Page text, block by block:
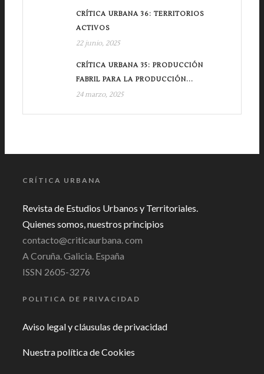
CRÍTICA URBANA 36: TERRITORIOS
ACTIVOS
22 junio, 2025
CRÍTICA URBANA 35: PRODUCCIÓN
FABRIL PARA LA PRODUCCIÓN...
24 marzo, 2025
CRÍTICA URBANA
Revista de Estudios Urbanos y Territoriales.
Quienes somos, nuestros principios
contacto@criticaurbana. com
A Coruña. Galicia. España
ISSN 2605-3276
POLITICA DE PRIVACIDAD
Aviso legal y cláusulas de privacidad
Nuestra política de Cookies